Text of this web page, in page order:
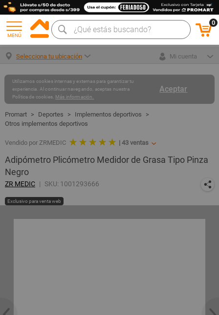
MENÚ
0
Selecciona tu ubicación Mi cuenta
Aceptar
Utilizamos cookies internas y externas para garantizar tu
experiencia. Al continuar navegando, aceptas nuestra
Política de cookies. Más información.
Deportes
Implementos deportivos
Otros implementos deportivos
Vendido por ZRMEDIC ★ ★ ★ ★ ★ | 43 ventas
Adipómetro Plicómetro Medidor de Grasa Tipo Pinza
Negro
ZR MEDIC SKU: 1001293666
Exclusivo para venta web